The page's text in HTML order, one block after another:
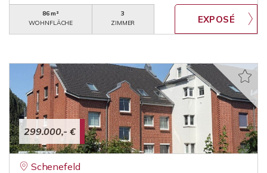
86 m²
WOHNFLÄCHE
3
ZIMMER
299.000,- €
Schenefeld